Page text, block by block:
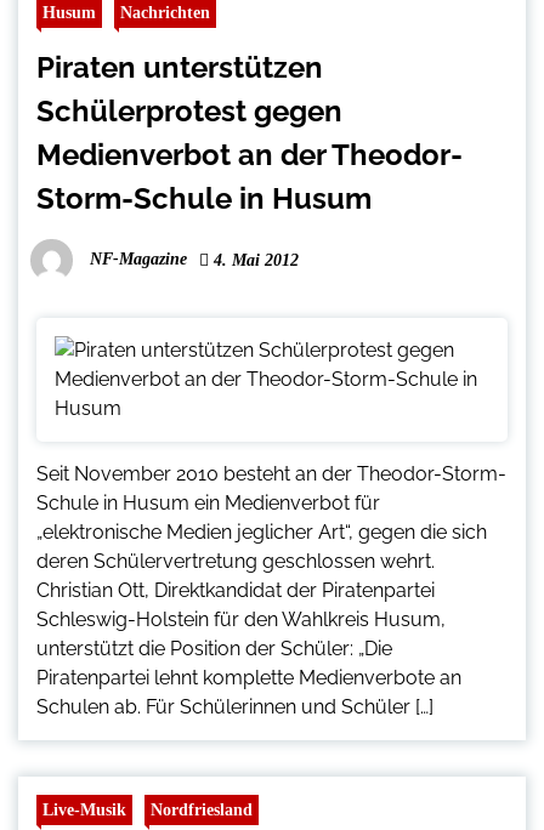
Husum Nachrichten
Piraten unterstützen
Schülerprotest gegen
Medienverbot an der Theodor-
Storm-Schule in Husum
NF-Magazine 4. Mai 2012
Seit November 2010 besteht an der Theodor-Storm-
Schule in Husum ein Medienverbot für
„elektronische Medien jeglicher Art“, gegen die sich
deren Schülervertretung geschlossen wehrt.
Christian Ott, Direktkandidat der Piratenpartei
Schleswig-Holstein für den Wahlkreis Husum,
unterstützt die Position der Schüler: „Die
Piratenpartei lehnt komplette Medienverbote an
Schulen ab. Für Schülerinnen und Schüler […]
Live-Musik Nordfriesland